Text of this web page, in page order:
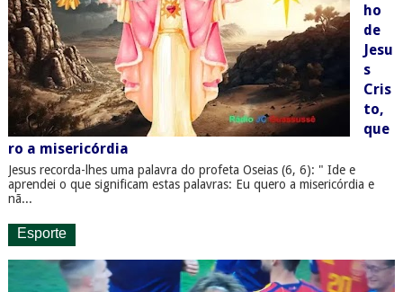
ho
de
Jesu
s
Cris
to,
que
ro a misericórdia
Jesus recorda-lhes uma palavra do profeta Oseias (6, 6): " Ide e
aprendei o que significam estas palavras: Eu quero a misericórdia e
nã...
Esporte